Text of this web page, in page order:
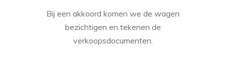
Bij een akkoord komen we de wagen
bezichtigen en tekenen de
verkoopsdocumenten.